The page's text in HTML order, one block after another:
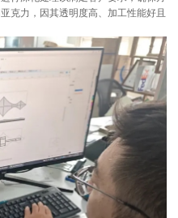
克力，因其透明度高、加工性能好且